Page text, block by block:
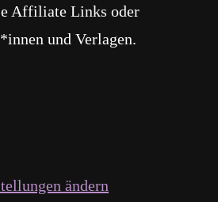
Affiliate Links oder
und Verlagen.
ändern